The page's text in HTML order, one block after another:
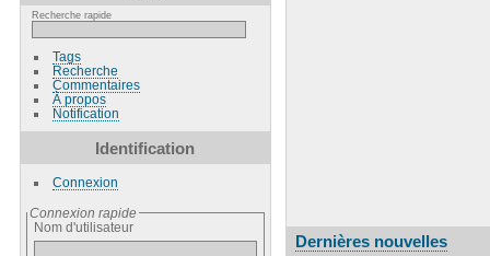
Recherche rapide
Tags
Recherche
Commentaires
À propos
Notification
Identification
Connexion
Connexion rapide
Nom d'utilisateur
Dernières nouvelles